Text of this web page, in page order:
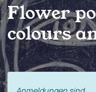
Flower
colours